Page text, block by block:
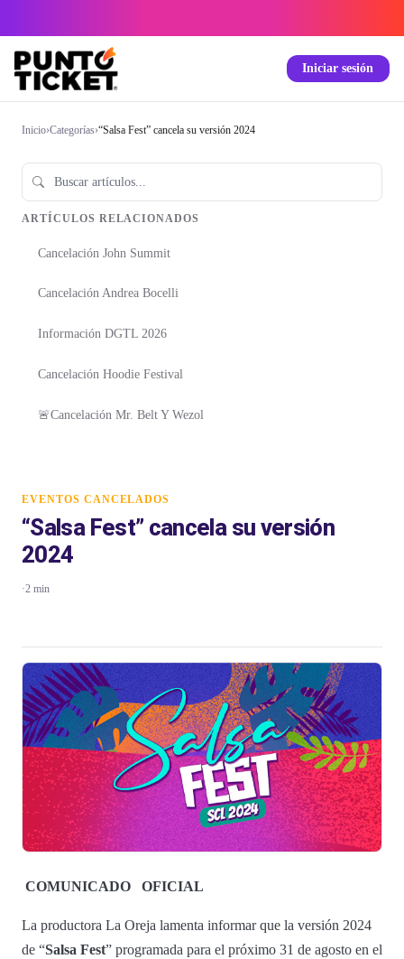
Iniciar sesión
Inicio›Categorías›“Salsa Fest” cancela su versión 2024
ARTÍCULOS RELACIONADOS
Cancelación John Summit
Cancelación Andrea Bocelli
Información DGTL 2026
Cancelación Hoodie Festival
🚨Cancelación Mr. Belt Y Wezol
EVENTOS CANCELADOS
“Salsa Fest” cancela su versión
2024
·2 min
COMUNICADO OFICIAL
La productora La Oreja lamenta informar que la versión 2024
de “Salsa Fest” programada para el próximo 31 de agosto en el